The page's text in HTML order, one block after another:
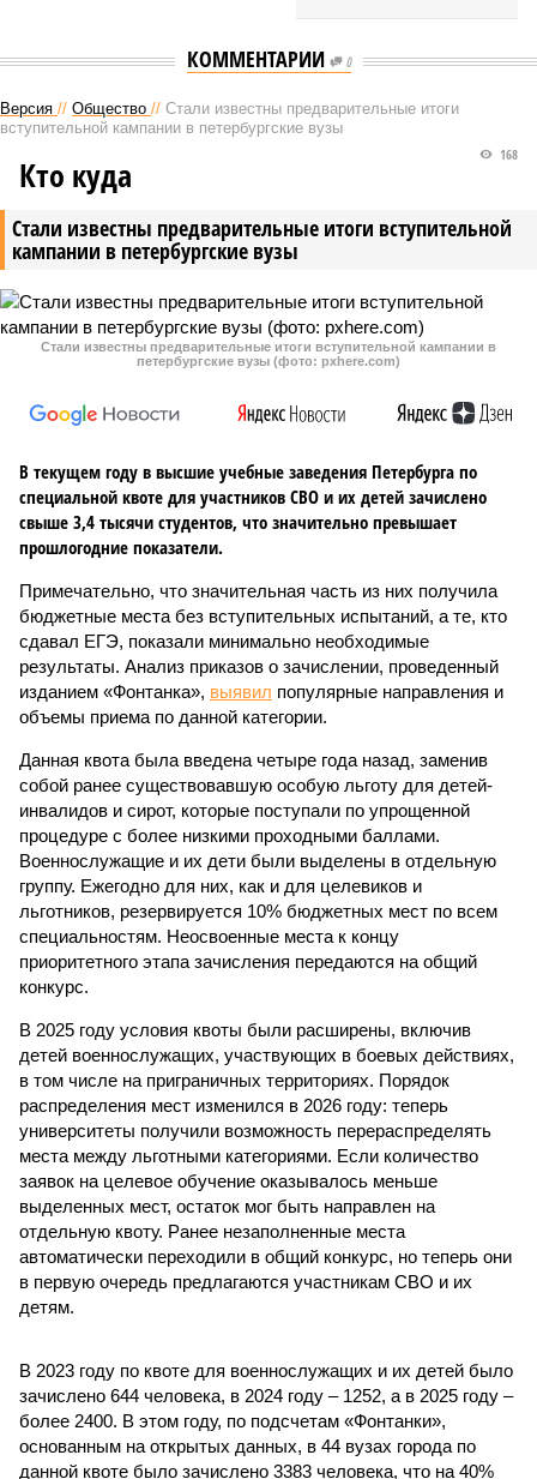
КОММЕНТАРИИ 0
Версия // Общество // Стали известны предварительные итоги
вступительной кампании в петербургские вузы
Стали известны предварительные итоги вступительной
кампании в петербургские вузы
168
Кто куда
Стали известны предварительные итоги вступительной кампании в
петербургские вузы (фото: pxhere.com)
В текущем году в высшие учебные заведения Петербурга по
специальной квоте для участников СВО и их детей зачислено
свыше 3,4 тысячи студентов, что значительно превышает
прошлогодние показатели.
Примечательно, что значительная часть из них получила
бюджетные места без вступительных испытаний, а те, кто
сдавал ЕГЭ, показали минимально необходимые
результаты. Анализ приказов о зачислении, проведенный
изданием «Фонтанка», выявил популярные направления и
объемы приема по данной категории.
Данная квота была введена четыре года назад, заменив
собой ранее существовавшую особую льготу для детей-
инвалидов и сирот, которые поступали по упрощенной
процедуре с более низкими проходными баллами.
Военнослужащие и их дети были выделены в отдельную
группу. Ежегодно для них, как и для целевиков и
льготников, резервируется 10% бюджетных мест по всем
специальностям. Неосвоенные места к концу
приоритетного этапа зачисления передаются на общий
конкурс.
В 2025 году условия квоты были расширены, включив
детей военнослужащих, участвующих в боевых действиях,
в том числе на приграничных территориях. Порядок
распределения мест изменился в 2026 году: теперь
университеты получили возможность перераспределять
места между льготными категориями. Если количество
заявок на целевое обучение оказывалось меньше
выделенных мест, остаток мог быть направлен на
отдельную квоту. Ранее незаполненные места
автоматически переходили в общий конкурс, но теперь они
в первую очередь предлагаются участникам СВО и их
детям.
В 2023 году по квоте для военнослужащих и их детей было
зачислено 644 человека, в 2024 году – 1252, а в 2025 году –
более 2400. В этом году, по подсчетам «Фонтанки»,
основанным на открытых данных, в 44 вузах города по
данной квоте было зачислено 3383 человека, что на 40%